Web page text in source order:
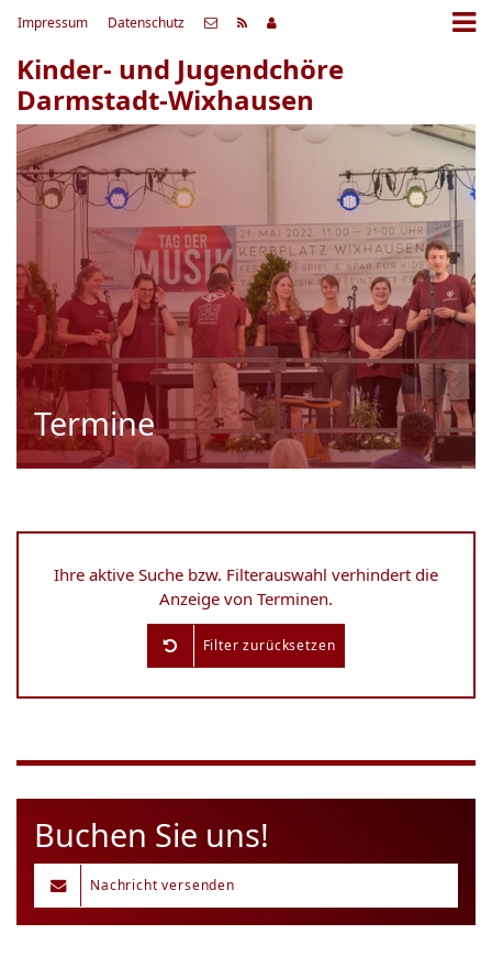
Impressum Datenschutz
Kinder- und Jugendchöre
Darmstadt-Wixhausen
Termine
Ihre aktive Suche bzw. Filterauswahl verhindert die
Anzeige von Terminen.
Filter zurücksetzen
Buchen Sie uns!
Nachricht versenden